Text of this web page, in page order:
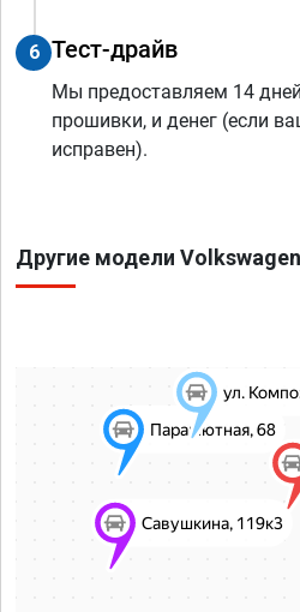
6 Тест-драйв
Мы предоставляем 14
прошивки, и денег (если
исправен).
Другие модели Volkswagen